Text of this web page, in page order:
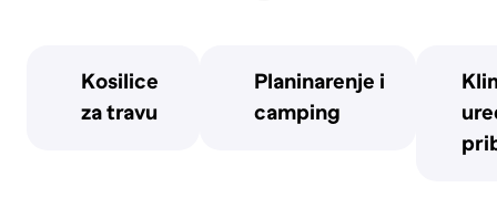
Kosilice
za travu
Planinarenje i
camping